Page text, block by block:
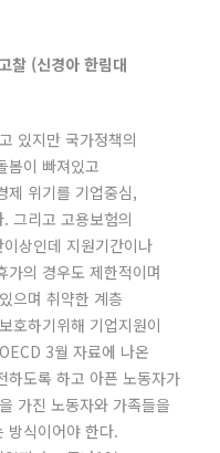
찰 (신경아 한림대
있지만 국가정책의
봄이 빠져있고
제 위기를 기업중심,
그리고 고용보험의
상인데 지원기간이나
가의 경우도 제한적이며
으며 취약한 계층
호하기위해 기업지원이
3월 자료에 나온
하도록 하고 아픈 노동자가
가진 노동자와 가족들을
방식이어야 한다.